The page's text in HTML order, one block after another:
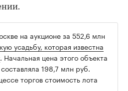
на аукционе за 552,6 млн
усадьбу, которая известна
. Начальная цена этого объекта
198,7 млн руб.
торгов стоимость лота